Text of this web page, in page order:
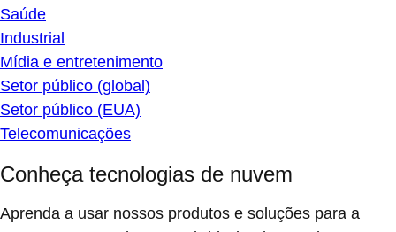
Saúde
Industrial
Mídia e entretenimento
Setor público (global)
Setor público (EUA)
Telecomunicações
Conheça tecnologias de nuvem
Aprenda a usar nossos produtos e soluções para a